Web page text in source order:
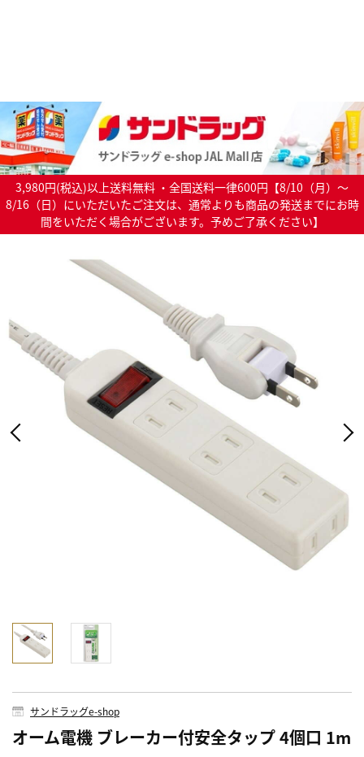
3,980円(税込)以上送料無料 ・全国送料一律600円【8/10（月）～
8/16（日）にいただいたご注文は、通常よりも商品の発送までにお時
間をいただく場合がございます。予めご了承ください】
サンドラッグe-shop
オーム電機 ブレーカー付安全タップ 4個口 1m